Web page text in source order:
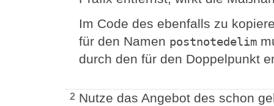
Im Code des ebenfalls zu
für den Namen postnotedelim
durch den für den Doppelpunkt
2 Nutze das Angebot des schon